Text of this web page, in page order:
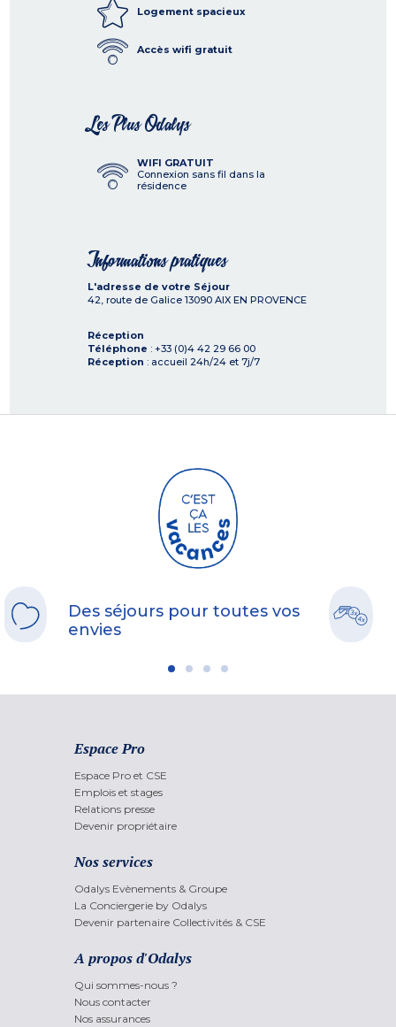
Logement spacieux
Accès wifi gratuit
Les Plus Odalys
WIFI GRATUIT
Connexion sans fil dans la
résidence
Informations pratiques
L'adresse de votre Séjour
42, route de Galice 13090 AIX EN PROVENCE
Réception
Téléphone : +33 (0)4 42 29 66 00
Réception : accueil 24h/24 et 7j/7
Des séjours pour toutes vos
envies
Espace Pro
Espace Pro et CSE
Emplois et stages
Relations presse
Devenir propriétaire
Nos services
Odalys Evènements & Groupe
La Conciergerie by Odalys
Devenir partenaire Collectivités & CSE
A propos d'Odalys
Qui sommes-nous ?
Nous contacter
Nos assurances